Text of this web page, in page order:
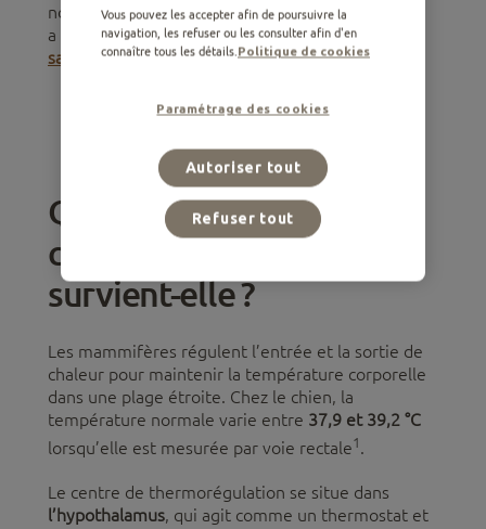
nous vous expliquons comment savoir si un chien
a de la fièvre et comment agir pourpréserver sa
santé
Qu’est-ce que la fièvre
chez le chien et pourquoi
survient-elle ?
Les mammifères régulent l’entrée et la sortie de
chaleur pour maintenir la température corporelle
dans une plage étroite. Chez le chien, la
température normale varie entre 37,9 et 39,2 °C
lorsqu’elle est mesurée par voie rectale1.
Le centre de thermorégulation se situe dans
l’hypothalamus, qui agit comme un thermostat et
Vous pouvez les accepter afin de poursuivre la
navigation, les refuser ou les consulter afin d'en
connaître tous les détails.Politique de cookies
Paramétrage des cookies
Refuser tout
Autoriser tout